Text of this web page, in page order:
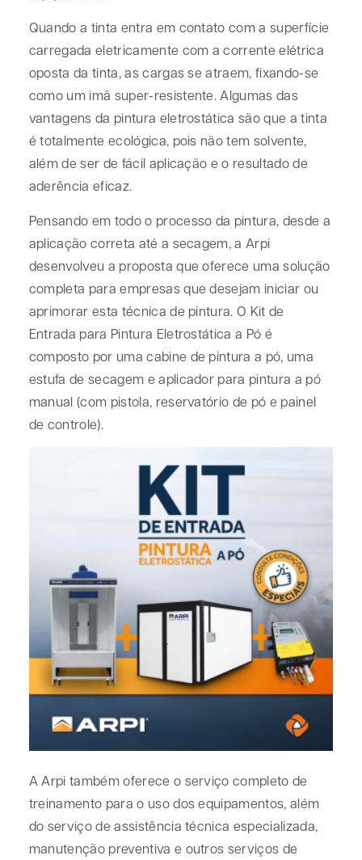
Quando a tinta entra em contato com a superfície
carregada eletricamente com a corrente elétrica
oposta da tinta, as cargas se atraem, fixando-se
como um imã super-resistente. Algumas das
vantagens da pintura eletrostática são que a tinta
é totalmente ecológica, pois não tem solvente,
além de ser de fácil aplicação e o resultado de
aderência eficaz.
Pensando em todo o processo da pintura, desde a
aplicação correta até a secagem, a Arpi
desenvolveu a proposta que oferece uma solução
completa para empresas que desejam iniciar ou
aprimorar esta técnica de pintura. O Kit de
Entrada para Pintura Eletrostática a Pó é
composto por uma cabine de pintura a pó, uma
estufa de secagem e aplicador para pintura a pó
manual (com pistola, reservatório de pó e painel
de controle).
A Arpi também oferece o serviço completo de
treinamento para o uso dos equipamentos, além
do serviço de assistência técnica especializada,
manutenção preventiva e outros serviços de